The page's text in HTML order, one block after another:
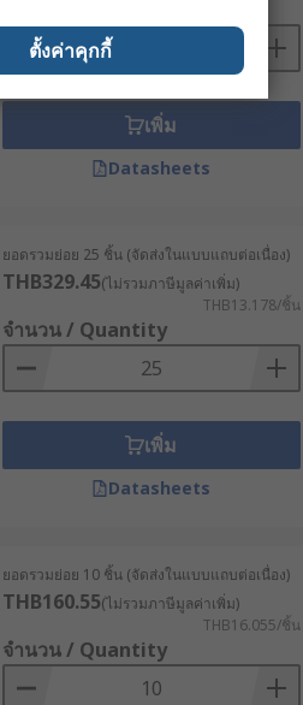
เพิ่ม
Datasheets
ยอดรวมย่อย 25 ชิ้น (จัดส่งในแบบแถบต่อเนื่อง)
THB329.45(ไม่รวมภาษีมูลค่าเพิ่ม)
THB13.178/ชิ้น
จำนวน / Quantity
เพิ่ม
Datasheets
ยอดรวมย่อย 10 ชิ้น (จัดส่งในแบบแถบต่อเนื่อง)
THB160.55(ไม่รวมภาษีมูลค่าเพิ่ม)
THB16.055/ชิ้น
จำนวน / Quantity
ตั้งค่าคุกกี้